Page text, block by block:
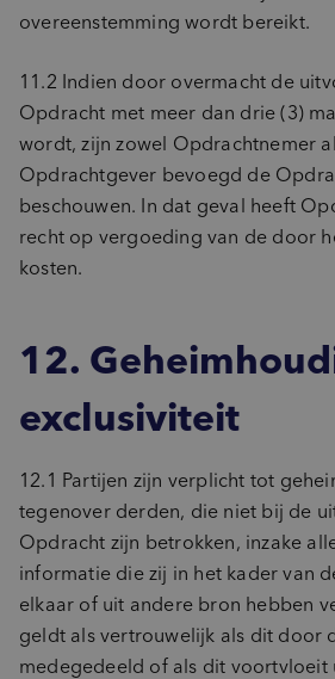
overeenstemming wordt bereikt.
11.2 Indien door overmacht de
Opdracht met meer dan drie (3)
wordt, zijn zowel Opdrachtnemer
Opdrachtgever bevoegd de
beschouwen. In dat geval heeft
recht op vergoeding van de door
kosten.
12.
exclusiviteit
12.1 Partijen zijn verplicht tot
tegenover derden, die niet bij de
Opdracht zijn betrokken, inzake
informatie die zij in het kader van
elkaar of uit andere bron hebben
geldt als vertrouwelijk als dit door
medegedeeld of als dit voortvloeit